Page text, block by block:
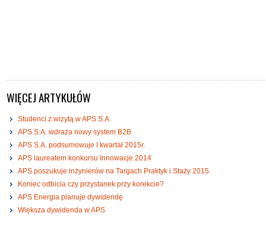
WIĘCEJ ARTYKUŁÓW
Studenci z wizytą w APS S.A.
APS S.A. wdraża nowy system B2B
APS S.A. podsumowuje I kwartał 2015r.
APS laureatem konkursu Innowacje 2014
APS poszukuje inżynierów na Targach Praktyk i Staży 2015
Koniec odbicia czy przystanek przy korekcie?
APS Energia planuje dywidendę
Większa dywidenda w APS